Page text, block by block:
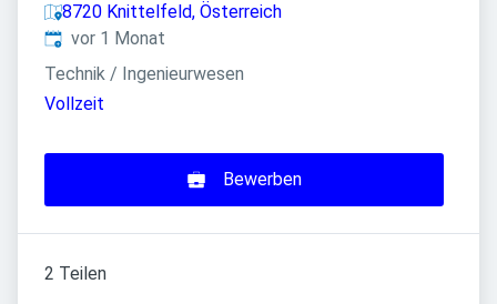
8720 Knittelfeld, Österreich
Veröffentlicht:
vor 1 Monat
Technik / Ingenieurwesen
Vollzeit
Bewerben
2 Teilen